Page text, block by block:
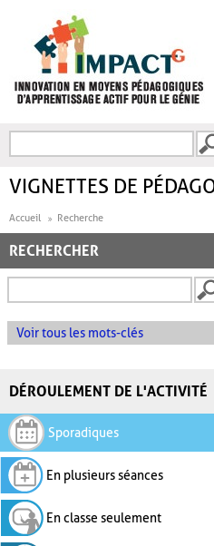
FORMULAIRE DE
VIGNETTES DE
Accueil Recherche
RECHERCHER
Voir tous les mots-clés
DÉROULEMENT DE L'ACTIVITÉ
Sporadiques
En plusieurs séances
En classe seulement